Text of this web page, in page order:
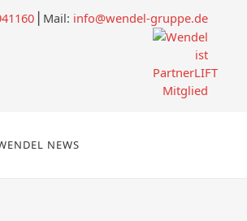
⎪Mail: info@wendel-gruppe.de
NEWS